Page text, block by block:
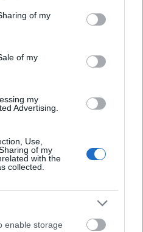
behaviour. You may click to
and its third-party tags to
purposes in below Google
of my
of my
my
Advertising.
Use,
of my
with the
collected.
enable storage